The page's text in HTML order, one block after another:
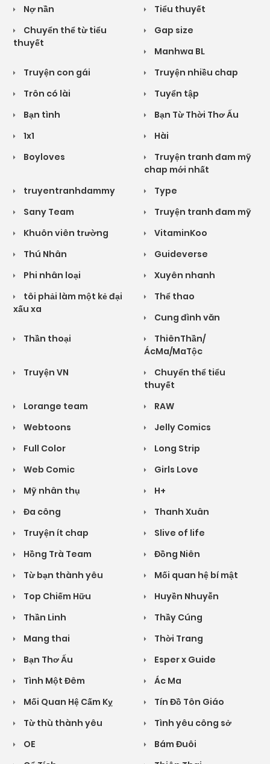
Nợ nần
Tiểu thuyết
Chuyển thể từ tiểu
thuyết
Gap size
Manhwa BL
Truyện con gái
Truyện nhiều chap
Trôn có lài
Tuyển tập
Bạn tình
Bạn Từ Thời Thơ Ấu
1x1
Hài
Boyloves
Truyện tranh đam mỹ
chap mới nhất
truyentranhdammy
Type
Sany Team
Truyện tranh đam mỹ
Khuôn viên trường
VitaminKoo
Thú Nhân
Guideverse
Phi nhân loại
Xuyên nhanh
tôi phải làm một kẻ đại
xấu xa
Thể thao
Cung đình văn
Thần thoại
ThiênThần/
ÁcMa/MaTộc
Truyện VN
Chuyển thể tiểu
thuyết
Lorange team
RAW
Webtoons
Jelly Comics
Full Color
Long Strip
Web Comic
Girls Love
Mỹ nhân thụ
H+
Đa công
Thanh Xuân
Truyện ít chap
Slive of life
Hồng Trà Team
Đồng Niên
Từ bạn thành yêu
Mối quan hệ bí mật
Top Chiếm Hữu
Huyền Nhuyễn
Thần Linh
Thầy Cúng
Mang thai
Thời Trang
Bạn Thơ Ấu
Esper x Guide
Tình Một Đêm
Ác Ma
Mối Quan Hệ Cấm Kỵ
Tín Đồ Tôn Giáo
Từ thù thành yêu
Tình yêu công sở
OE
Bám Đuôi